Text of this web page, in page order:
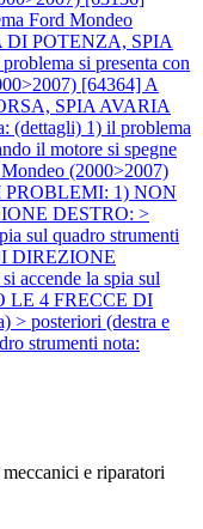
Ford Mondeo
DI POTENZA, SPIA
si presenta con
[64364] A
SPIA AVARIA
(dettagli) 1) il problema
il motore si spegne
(2000>2007)
PROBLEMI: 1) NON
DESTRO: >
sul quadro strumenti
DIREZIONE
accende la spia sul
LE 4 FRECCE DI
> posteriori (destra e
strumenti nota: